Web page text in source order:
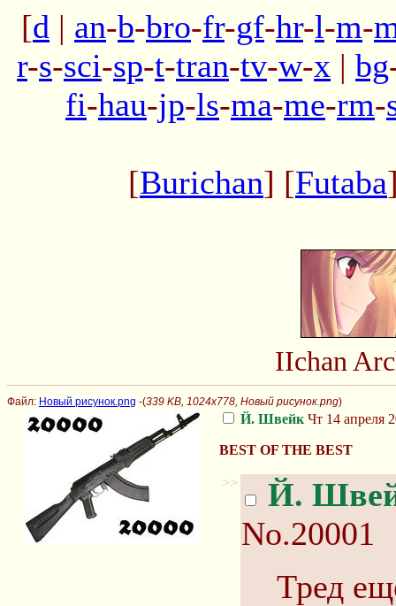
[d | an-b-bro-fr-gf-hr-l-m-
r-s-sci-sp-t-tran-tv-w-x | bg
fi-hau-jp-ls-ma-me-rm-
[Burichan] [Futaba
IIchan
Файл: Новый рисунок.png -(339 KB, 1024x778, Новый рисунок.png)
Й. Швейк Чт 14 апреля
BEST OF THE BEST
>>
Й.
No.20001
Тред